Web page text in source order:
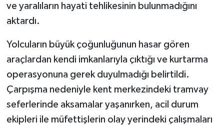
ve yaralıların hayati tehlikesinin bulunmadığını
aktardı.
Yolcuların büyük çoğunluğunun hasar gören
araçlardan kendi imkanlarıyla çıktığı ve kurtarma
operasyonuna gerek duyulmadığı belirtildi.
Çarpışma nedeniyle kent merkezindeki tramvay
seferlerinde aksamalar yaşanırken, acil durum
ekipleri ile müfettişlerin olay yerindeki çalışmaları